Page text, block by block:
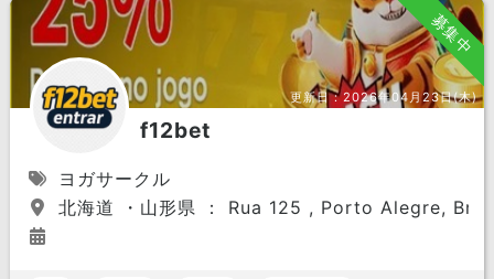
募集中
更新日：2026年04月23日(木)
f12bet
ヨガサークル
北海道 ・山形県 ： Rua 125 , Porto Alegre,